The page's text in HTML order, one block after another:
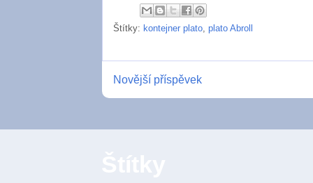
Štítky: kontejner plato plato Abroll
Novější příspěvek